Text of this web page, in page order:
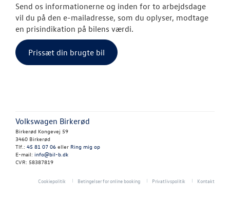
TILBEHØR
Send os informationerne og inden for to arbejdsdage
vil du på den e-mailadresse, som du oplyser, modtage
en prisindikation på bilens værdi.
Prissæt din brugte bil
Volkswagen Birkerød
Birkerød Kongevej 59
3460 Birkerød
Tlf.: 45 81 07 06 eller Ring mig op
E-mail: info@bil-b.dk
CVR: 58387819
Cookiepolitik Betingelser for online booking Privatlivspolitik Kontakt